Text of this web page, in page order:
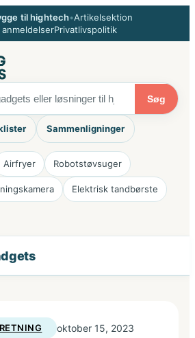
til hightech•Artikelsektion
Privatlivspolitik
Søg
Sammenligninger
Airfryer Robotstøvsuger
Elektrisk tandbørste
oktober 15, 2023